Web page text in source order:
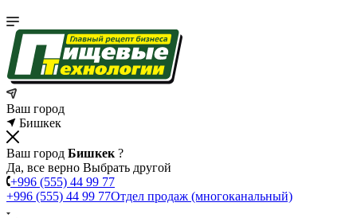
Ваш город
Бишкек
Ваш город Бишкек ?
Да, все верно Выбрать другой
+996 (555) 44 99 77
+996 (555) 44 99 77Отдел продаж (многоканальный)